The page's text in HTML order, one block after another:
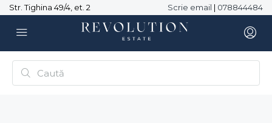
Str. Tighina 49/4, et. 2 Scrie email | 078844484